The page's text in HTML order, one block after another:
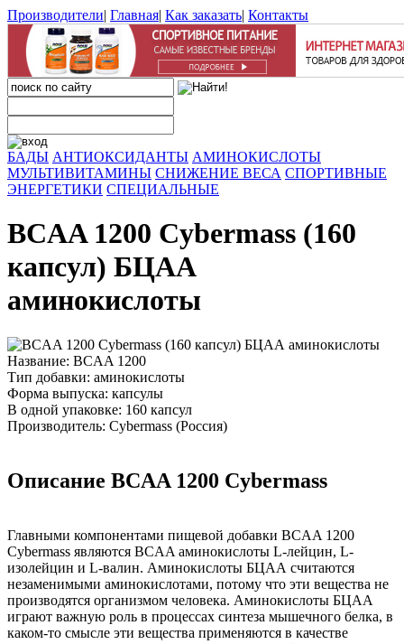
Производители| Главная| Как заказать| Контакты
БАДЫ АНТИОКСИДАНТЫ АМИНОКИСЛОТЫ
МУЛЬТИВИТАМИНЫ СНИЖЕНИЕ ВЕСА СПОРТИВНЫЕ
ЭНЕРГЕТИКИ СПЕЦИАЛЬНЫЕ
BCAA 1200 Cybermass (160
капсул) БЦАА
аминокислоты
Название: BCAA 1200
Тип добавки: аминокислоты
Форма выпуска: капсулы
В одной упаковке: 160 капсул
Производитель: Cybermass (Россия)
Описание BCAA 1200 Cybermass
Главными компонентами пищевой добавки BCAA 1200
Cybermass являются BCAA аминокислоты L-лейцин, L-
изолейцин и L-валин. Аминокислоты БЦАА считаются
незаменимыми аминокислотами, потому что эти вещества не
производятся организмом человека. Аминокислоты БЦАА
играют важную роль в процессах синтеза мышечного белка, в
каком-то смысле эти вещества применяются в качестве